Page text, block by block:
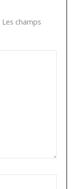
Les champs